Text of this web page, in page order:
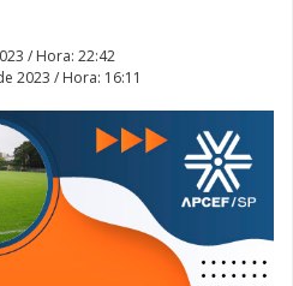
/ Hora: 22:42
2023 / Hora: 16:11